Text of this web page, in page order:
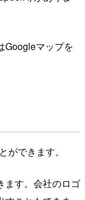
Googleマップを
できます。
ます。会社のロゴ